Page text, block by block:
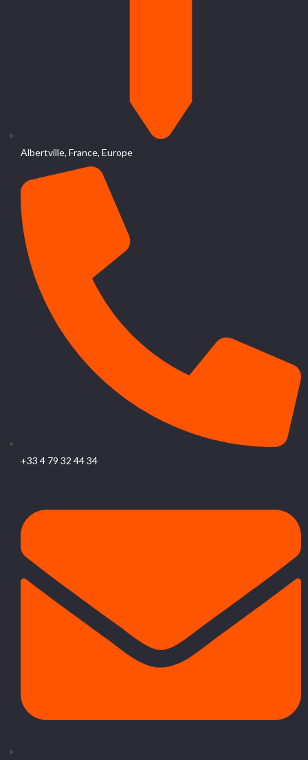
Albertville, France, Europe
+33 4 79 32 44 34